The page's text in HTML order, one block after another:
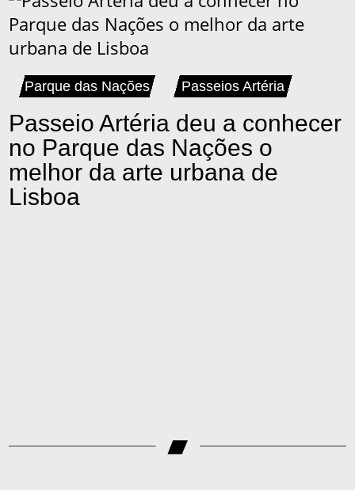
Passeio Artéria deu a conhecer
no Parque das Nações o
melhor da arte urbana de
Lisboa
Parque das Nações Passeios Artéria